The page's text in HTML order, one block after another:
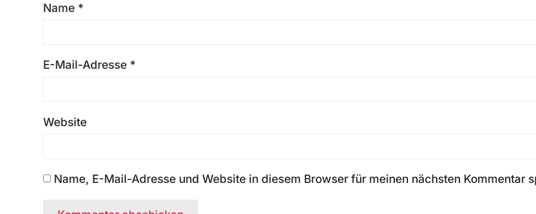
Name *
E-Mail-Adresse *
Website
Name, E-Mail-Adresse und Website in diesem Browser für meinen nächsten Kommentar